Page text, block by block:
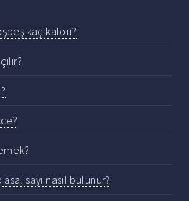
kaç kalori?
sayı nasıl bulunur?